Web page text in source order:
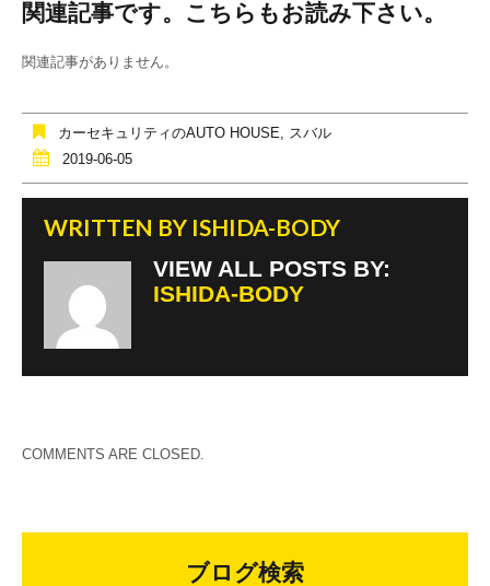
c
e
o
o
k
tt
er
e
関連記事です。こちらもお読み下さい。
関連記事がありません。
カーセキュリティのAUTO HOUSE, スバル
2019-06-05
WRITTEN BY ISHIDA-BODY
VIEW ALL POSTS BY:
ISHIDA-BODY
COMMENTS ARE CLOSED.
ブログ検索